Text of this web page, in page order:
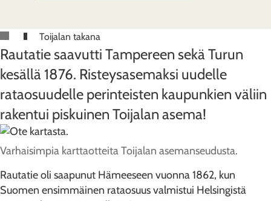
Toijalan takana
Rautatie saavutti Tampereen sekä Turun
kesällä 1876. Risteysasemaksi uudelle
rataosuudelle perinteisten kaupunkien väliin
rakentui piskuinen Toijalan asema!
Varhaisimpia karttaotteita Toijalan asemanseudusta.
Rautatie oli saapunut Hämeeseen vuonna 1862, kun
Suomen ensimmäinen rataosuus valmistui Helsingistä